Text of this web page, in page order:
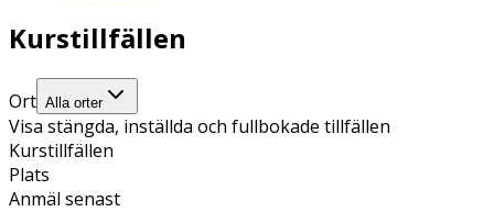
Kurstillfällen
Ort Alla orter
Visa stängda, inställda och fullbokade tillfällen
Kurstillfällen
Plats
Anmäl senast